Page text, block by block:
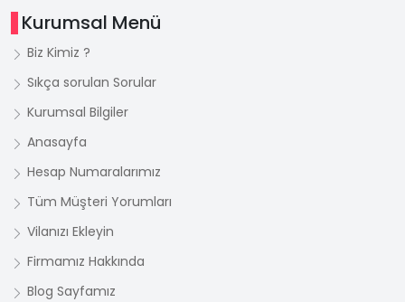
Kurumsal Menü
Biz Kimiz ?
Sıkça sorulan Sorular
Kurumsal Bilgiler
Anasayfa
Hesap Numaralarımız
Tüm Müşteri Yorumları
Vilanızı Ekleyin
Firmamız Hakkında
Blog Sayfamız